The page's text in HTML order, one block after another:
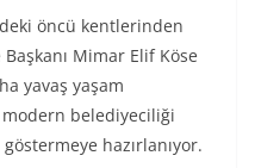
öncü kentlerinden
Mimar Elif Köse
yavaş yaşam
belediyeciliği
hazırlanıyor.